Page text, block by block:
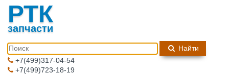
РТК
запчасти
Найти
+7(499)317-04-54
+7(499)723-18-19